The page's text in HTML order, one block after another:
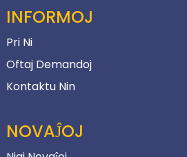
INFORMOJ
Pri Ni
Oftaj Demandoj
Kontaktu Nin
NOVAĴOJ